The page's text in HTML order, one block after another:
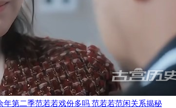
年第二季范若若戏份多吗 范若若范闲关系揭秘